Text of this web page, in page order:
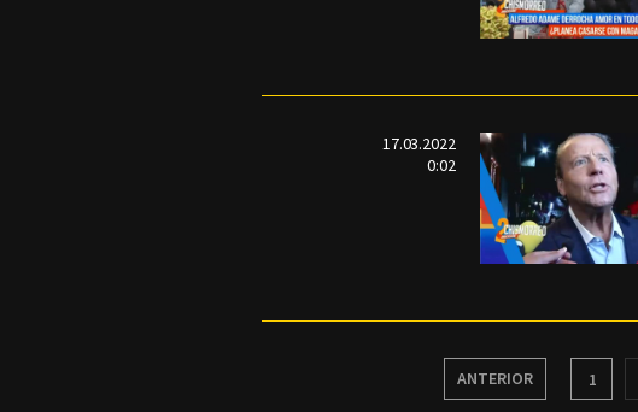
17.03.2022
0:02
ANTERIOR 1